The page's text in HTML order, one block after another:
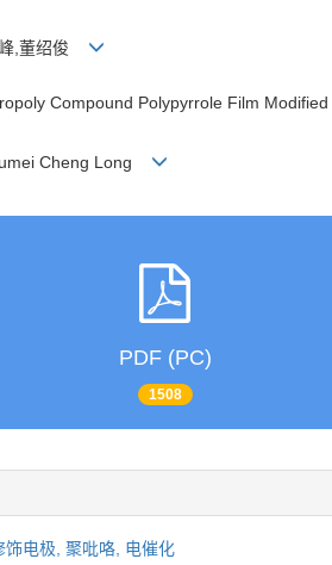
峰,董绍俊
Compound Polypyrrole Film
Cheng Long
PDF (PC)
1508
饰电极, 聚吡咯, 电催化